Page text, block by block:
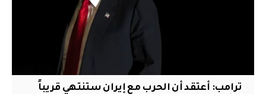
‏ترامب: أعتقد أن الحرب مع إيران ستنتهي قريباً